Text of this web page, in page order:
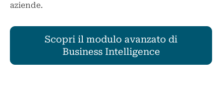
aziende.
Scopri il modulo avanzato di
Business Intelligence